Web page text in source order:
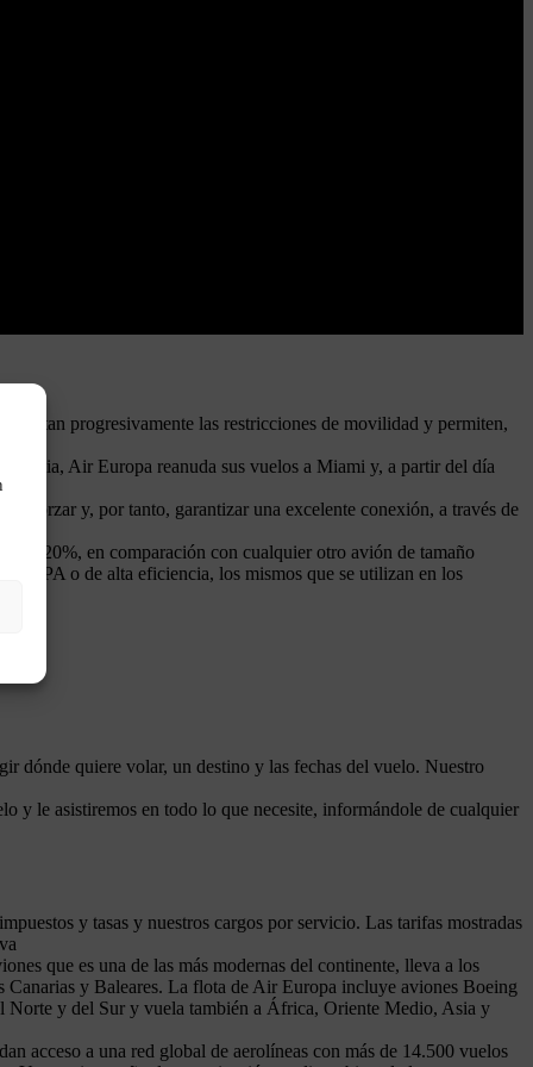
progresivamente las restricciones de movilidad y permiten,
Air Europa reanuda sus vuelos a Miami y, a partir del día
reforzar y, por tanto, garantizar una excelente conexión, a través de
un 20%, en comparación con cualquier otro avión de tamaño
HEPA o de alta eficiencia, los mismos que se utilizan en los
dónde quiere volar, un destino y las fechas del vuelo. Nuestro
y le asistiremos en todo lo que necesite, informándole de cualquier
y tasas y nuestros cargos por servicio. Las tarifas mostradas
que es una de las más modernas del continente, lleva a los
Canarias y Baleares. La flota de Air Europa incluye aviones Boeing
Norte y del Sur y vuela también a África, Oriente Medio, Asia y
acceso a una red global de aerolíneas con más de 14.500 vuelos